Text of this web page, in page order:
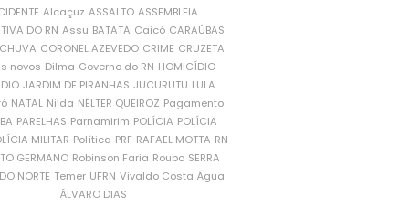
Alcaçuz ASSALTO ASSEMBLEIA
DO RN Assu BATATA Caicó CARAÚBAS
CORONEL AZEVEDO CRIME CRUZETA
novos Dilma Governo do RN HOMICÍDIO
JARDIM DE PIRANHAS JUCURUTU LULA
NATAL Nilda NÉLTER QUEIROZ Pagamento
PARELHAS Parnamirim POLÍCIA POLÍCIA
MILITAR Política PRF RAFAEL MOTTA RN
GERMANO Robinson Faria Roubo SERRA
NORTE Temer UFRN Vivaldo Costa Água
ÁLVARO DIAS